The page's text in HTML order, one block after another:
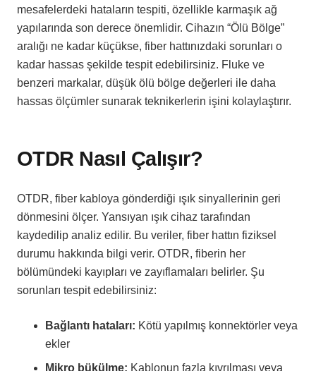
mesafelerdeki hataların tespiti, özellikle karmaşık ağ
yapılarında son derece önemlidir. Cihazın “Ölü Bölge”
aralığı ne kadar küçükse, fiber hattınızdaki sorunları o
kadar hassas şekilde tespit edebilirsiniz. Fluke ve
benzeri markalar, düşük ölü bölge değerleri ile daha
hassas ölçümler sunarak teknikerlerin işini kolaylaştırır.
OTDR Nasıl Çalışır?
OTDR, fiber kabloya gönderdiği ışık sinyallerinin geri
dönmesini ölçer. Yansıyan ışık cihaz tarafından
kaydedilip analiz edilir. Bu veriler, fiber hattın fiziksel
durumu hakkında bilgi verir. OTDR, fiberin her
bölümündeki kayıpları ve zayıflamaları belirler. Şu
sorunları tespit edebilirsiniz:
Bağlantı hataları: Kötü yapılmış konnektörler veya
ekler
Mikro bükülme: Kablonun fazla kıvrılması veya